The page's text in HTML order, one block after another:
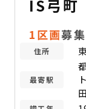
IS弓町
1区画募
住所
最寄駅